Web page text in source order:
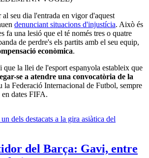
seu dia l'entrada en vigor d'aquest
denunciant situacions d'injustícia. Això és
fa una lesió que el té només tres o quatre
de perdre's els partits amb el seu equip,
econòmica.
la llei de l'esport espanyola estableix que
se a atendre una convocatòria de la
la Federació Internacional de Futbol, sempre
dates FIFA.